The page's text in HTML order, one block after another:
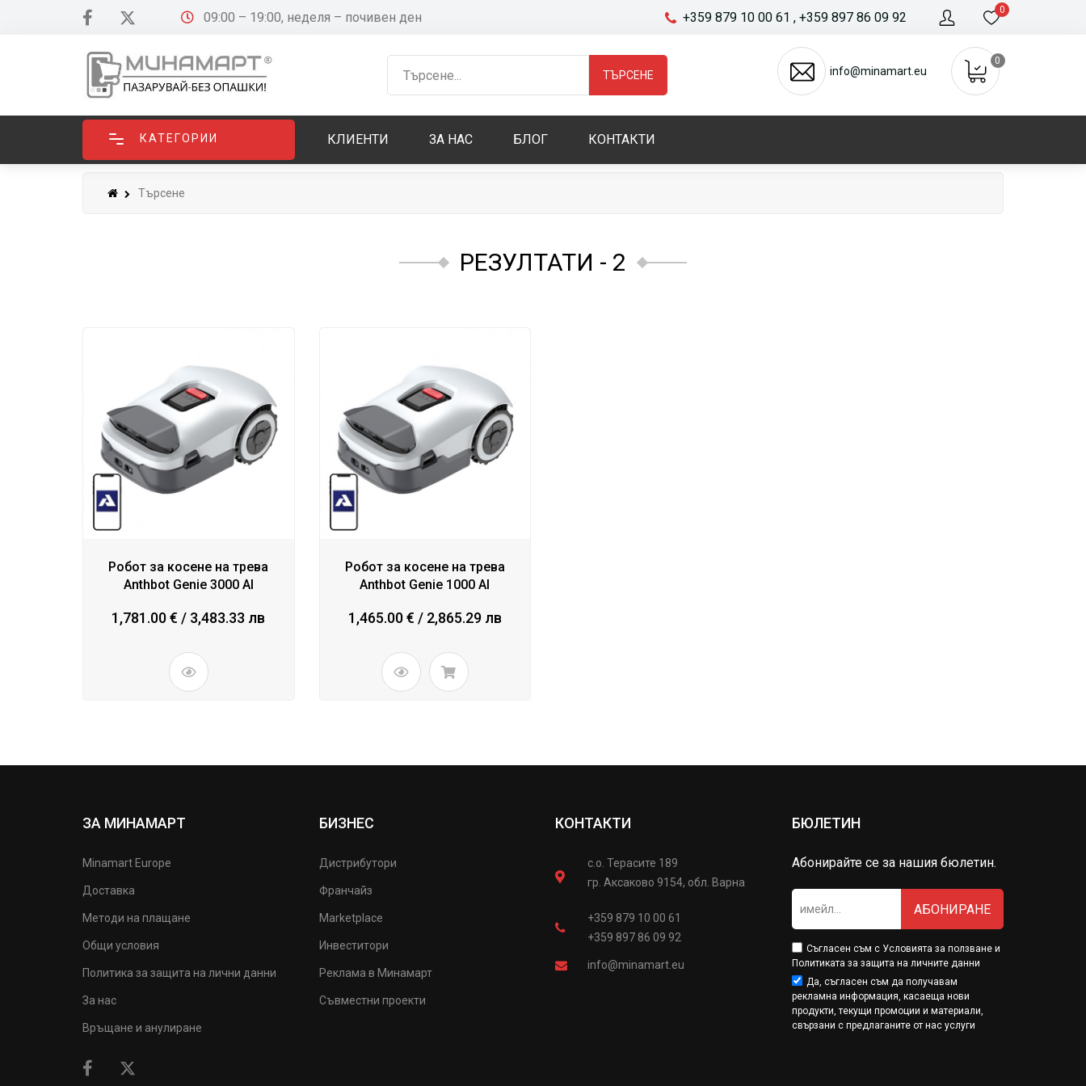
09:00 – 19:00, неделя – почивен ден 0
+359 879 10 00 61 , +359 897 86 09 92
ТЪРСЕНЕ info@minamart.eu
0
КАТЕГОРИИ КЛИЕНТИ ЗА НАС БЛОГ КОНТАКТИ
Търсене
РЕЗУЛТАТИ - 2
Робот за косене на трева
Anthbot Genie 3000 AI
1,781.00 € / 3,483.33 лв
Робот за косене на трева
Anthbot Genie 1000 AI
1,465.00 € / 2,865.29 лв
ЗА МИНАМАРТ
Minamart Europe
Доставка
Методи на плащане
Общи условия
Политика за защита на лични данни
За нас
Връщане и анулиране
БИЗНЕС
Дистрибутори
Франчайз
Marketplace
Инвеститори
Реклама в Минамарт
Съвместни проекти
КОНТАКТИ
с.о. Терасите 189
гр. Аксаково 9154, обл. Варна
+359 879 10 00 61
+359 897 86 09 92
info@minamart.eu
БЮЛЕТИН
Абонирайте се за нашия бюлетин.
АБОНИРАНЕ
Съгласен съм с Условията за ползванеи
Политиката за защита на личните данни
Да, съгласен съм да получавам
рекламна информация, касаеща нови
продукти, текущи промоции и материали,
свързани с предлаганите от нас услуги